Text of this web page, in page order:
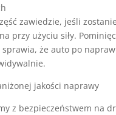
zawiedzie, jeśli zostanie
przy użyciu siły.
że auto po
jakości naprawy
z bezpieczeństwem na